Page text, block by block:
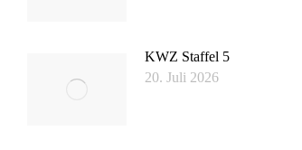
KWZ Staffel 5
20. Juli 2026